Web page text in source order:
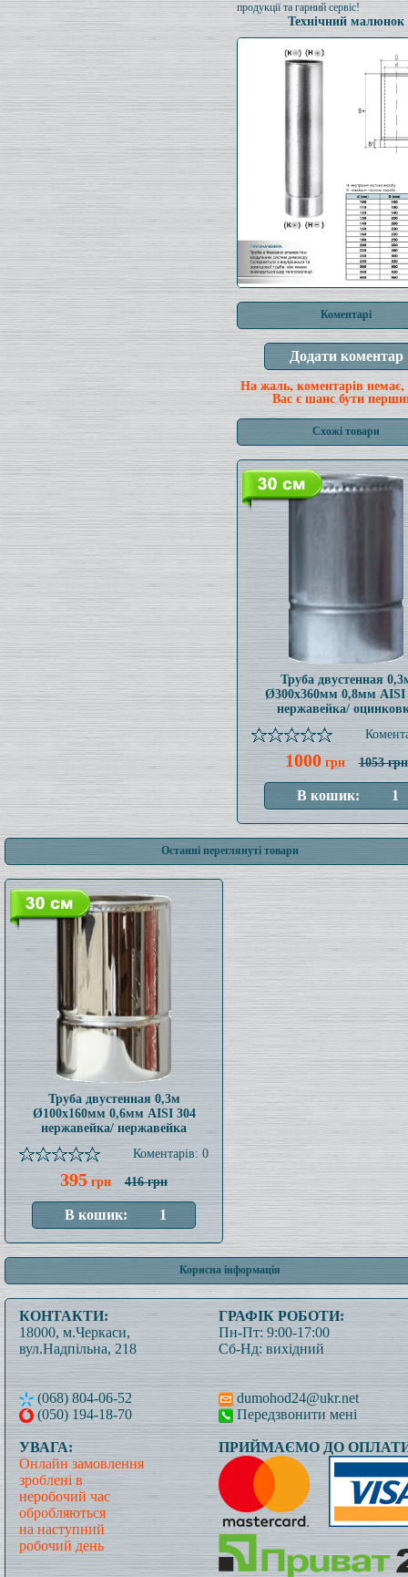
продукції та гарний сервіс!
Технічний малюнок
Коментарі
На жаль, коментарів немає,
Вас є шанс бути
Схожі товари
Труба двустенная
Ø300x360мм 0,8мм AISI
нержавейка/
1000грн 1053 грн
Останні переглянуті товари
Труба двустенная 0,3м
Ø100x160мм 0,6мм AISI 304
нержавейка/ нержавейка
Коментарів: 0
395грн 416 грн
Корисна інформація
КОНТАКТИ:
18000, м.Черкаси,
вул.Надпільна, 218
(068) 804-06-52
(050) 194-18-70
ГРАФІК РОБОТИ:
Пн-Пт: 9:00-17:00
Сб-Нд: вихідний
dumohod24@ukr.net
Передзвонити мені
УВАГА:
Онлайн замовлення
зроблені в
неробочий час
обробляються
на наступний
робочий день
ПРИЙМАЄМО ДО